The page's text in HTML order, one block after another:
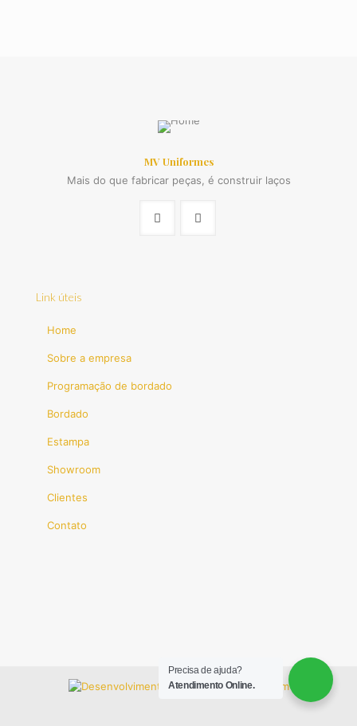
MV Uniformes
Mais do que fabricar peças, é construir laços
Link úteis
Home
Sobre a empresa
Programação de bordado
Bordado
Estampa
Showroom
Clientes
Contato
Precisa de ajuda?
Atendimento Online.